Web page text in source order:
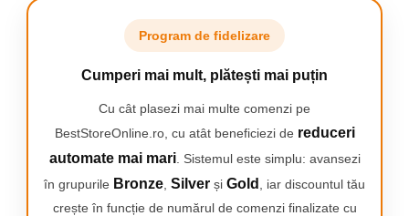
CRONOMETRU INTEGRAT
Un cronometru integrat in maner te ajuta
sa periezi timp de 2 minute, perioada
recomandata de medicii stomatologi.
Acesta trimite un semnal la fiecare 30 de
secunde pentru a schimba zona de periaj.
Program de fidelizare
Cumperi mai mult, plătești mai puțin
Cu cât plasezi mai multe comenzi pe
BestStoreOnline.ro, cu atât beneficiezi de reduceri
automate mai mari. Sistemul este simplu: avansezi
în grupurile Bronze Silver și Gold
, iar discountul tău
crește în funcție de numărul de comenzi finalizate cu